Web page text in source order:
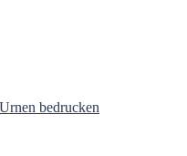
bedrucken